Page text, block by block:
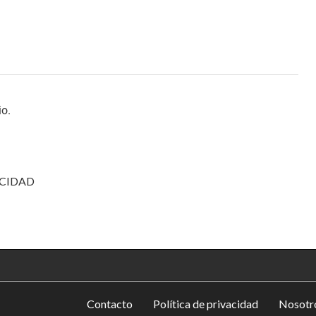
Contacto Política de privacidad